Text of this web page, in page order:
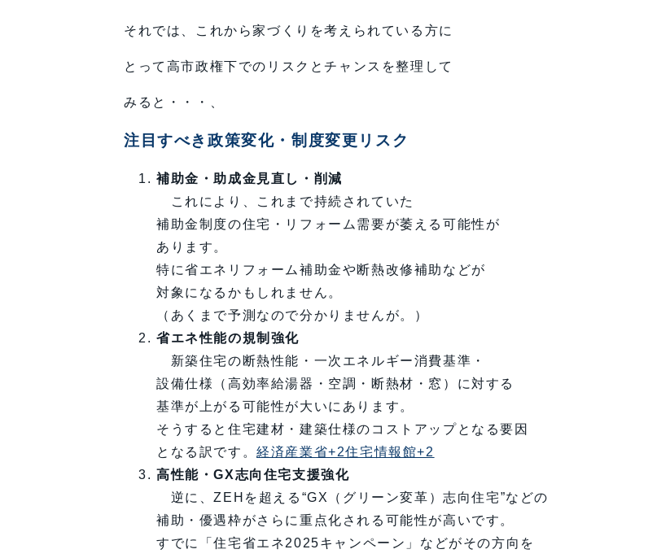
それでは、これから家づくりを考えられている方に
とって高市政権下でのリスクとチャンスを整理して
みると・・・、
注目すべき政策変化・制度変更リスク
補助金・助成金見直し・削減
これにより、これまで持続されていた
補助金制度の住宅・リフォーム需要が萎える可能性が
あります。
特に省エネリフォーム補助金や断熱改修補助などが
対象になるかもしれません。
（あくまで予測なので分かりませんが。）
省エネ性能の規制強化
新築住宅の断熱性能・一次エネルギー消費基準・
設備仕様（高効率給湯器・空調・断熱材・窓）に対する
基準が上がる可能性が大いにあります。
そうすると住宅建材・建築仕様のコストアップとなる要因
となる訳です。経済産業省+2住宅情報館+2
高性能・GX志向住宅支援強化
逆に、ZEHを超える“GX（グリーン変革）志向住宅”などの
補助・優遇枠がさらに重点化される可能性が高いです。
すでに「住宅省エネ2025キャンペーン」などがその方向を